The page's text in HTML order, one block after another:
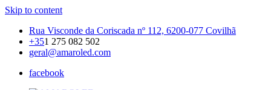
Skip to content
Rua Visconde da Coriscada nº 112, 6200-077 Covilhã
+351 275 082 502
geral@amaroled.com
facebook